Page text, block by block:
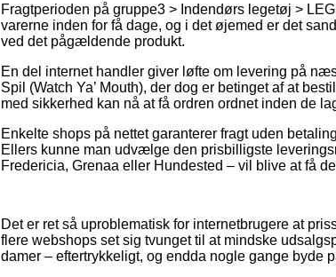
Fragtperioden på gruppe3 > Indendørs legetøj >
varerne inden for få dage, og i det øjemed er det
ved det pågældende produkt.
En del internet handler giver løfte om levering på
Spil (Watch Ya’ Mouth), der dog er betinget af at
med sikkerhed kan nå at få ordren ordnet inden de
Enkelte shops på nettet garanterer fragt uden
Ellers kunne man udvælge den prisbilligste
Fredericia, Grenaa eller Hundested – vil blive at få
Det er ret så uproblematisk for internetbrugere at
flere webshops set sig tvunget til at mindske
damer – eftertrykkeligt, og endda nogle gange byde